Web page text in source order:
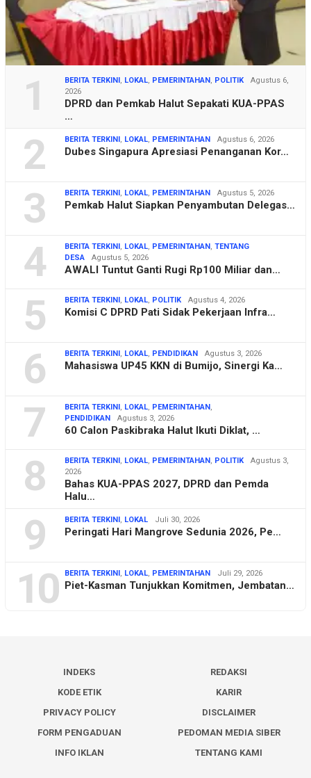
1 BERITA TERKINI , LOKAL, PEMERINTAHAN , POLITIK
Agustus 6,
2026
DPRD dan Pemkab Halut Sepakati KUA-PPAS
…
2 BERITA TERKINI , LOKAL, PEMERINTAHAN Agustus 6, 2026
Dubes Singapura Apresiasi Penanganan Kor…
3 BERITA TERKINI , LOKAL, PEMERINTAHAN Agustus 5, 2026
Pemkab Halut Siapkan Penyambutan Delegas…
4 BERITA TERKINI , LOKAL, PEMERINTAHAN , TENTANG
DESA
Agustus 5, 2026
AWALI Tuntut Ganti Rugi Rp100 Miliar dan…
5 BERITA TERKINI , LOKAL, POLITIK Agustus 4, 2026
Komisi C DPRD Pati Sidak Pekerjaan Infra…
6 BERITA TERKINI , LOKAL, PENDIDIKAN Agustus 3, 2026
Mahasiswa UP45 KKN di Bumijo, Sinergi Ka…
7 BERITA TERKINI , LOKAL, PEMERINTAHAN ,
PENDIDIKAN
Agustus 3, 2026
60 Calon Paskibraka Halut Ikuti Diklat, …
8 BERITA TERKINI , LOKAL, PEMERINTAHAN , POLITIK
Agustus 3,
2026
Bahas KUA-PPAS 2027, DPRD dan Pemda
Halu…
9 BERITA TERKINI , LOKAL Juli 30, 2026
Peringati Hari Mangrove Sedunia 2026, Pe…
10 BERITA TERKINI , LOKAL, PEMERINTAHAN Juli 29, 2026
Piet-Kasman Tunjukkan Komitmen, Jembatan…
INDEKS
REDAKSI
KODE ETIK
KARIR
PRIVACY POLICY
DISCLAIMER
FORM PENGADUAN
PEDOMAN MEDIA SIBER
INFO IKLAN
TENTANG KAMI